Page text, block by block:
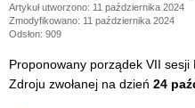
Artykuł utworzono: 11 października 2024
Zmodyfikowano: 11 października 2024
Odsłon: 909
Proponowany porządek VII sesji
Zdroju zwołanej na dzień 24